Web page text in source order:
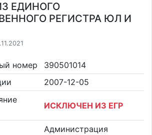
ЕДИНОГО
РЕГИСТРА ЮЛ И
номер
390501014
2007-12-05
ИСКЛЮЧЕН ИЗ ЕГР
Администрация